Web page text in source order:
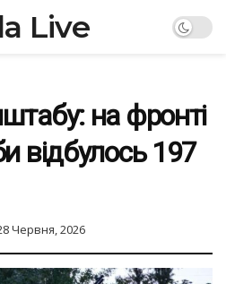
Live
на фронті
відбулось 197
Червня, 2026